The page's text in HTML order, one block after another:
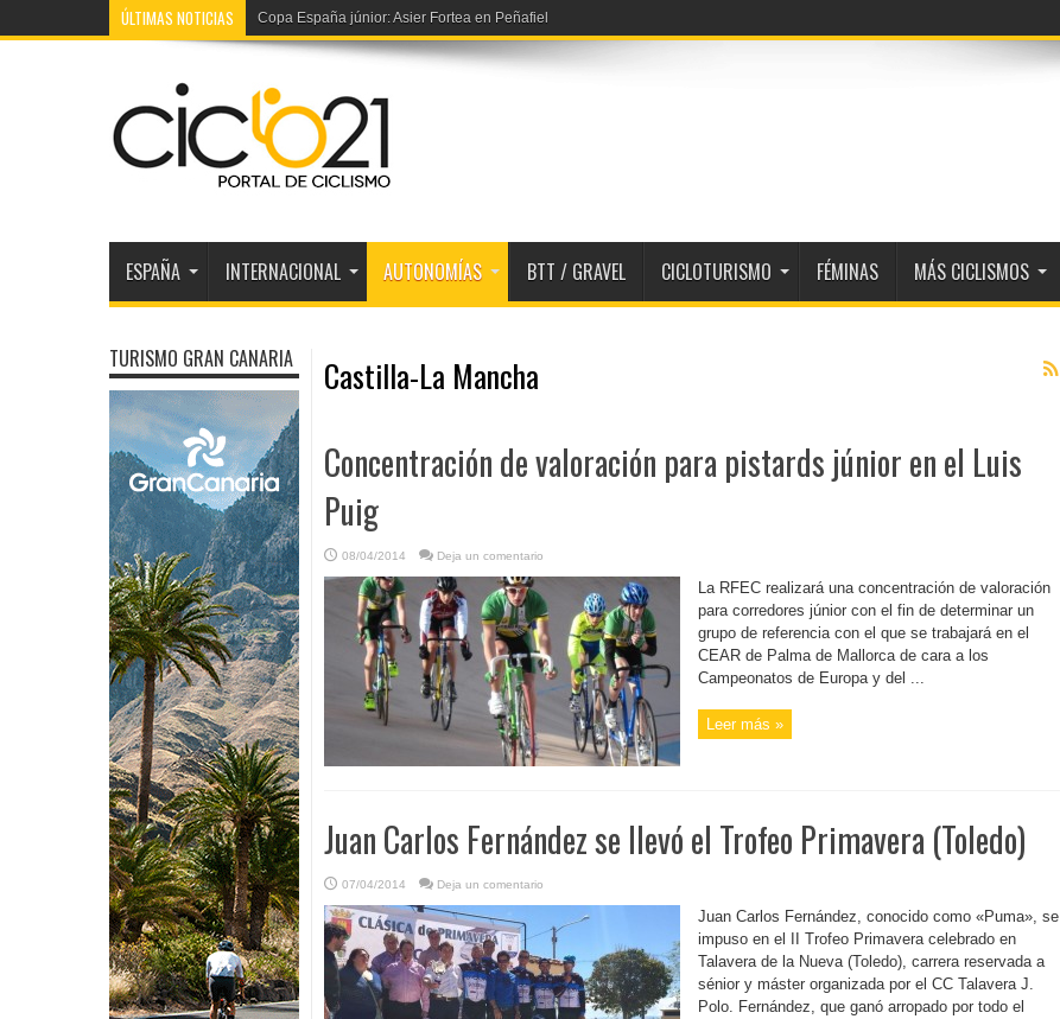
ÚLTIMAS NOTICIAS Copa España júnior: Asier Fortea en Peñafiel
ESPAÑA INTERNACIONAL AUTONOMÍAS BTT / GRAVEL CICLOTURISMO FÉMINAS MÁS CICLISMOS
Castilla-La Mancha
Concentración de valoración para pistards júnior en el Luis
Puig
08/04/2014 Deja un comentario
La RFEC realizará una concentración de valoración
para corredores júnior con el fin de determinar un
grupo de referencia con el que se trabajará en el
CEAR de Palma de Mallorca de cara a los
Campeonatos de Europa y del ...
Leer más »
Juan Carlos Fernández se llevó el Trofeo Primavera (Toledo)
07/04/2014 Deja un comentario
Juan Carlos Fernández, conocido como «Puma», se
impuso en el II Trofeo Primavera celebrado en
Talavera de la Nueva (Toledo), carrera reservada a
sénior y máster organizada por el CC Talavera J.
Polo. Fernández, que ganó arropado por todo el
TURISMO GRAN CANARIA